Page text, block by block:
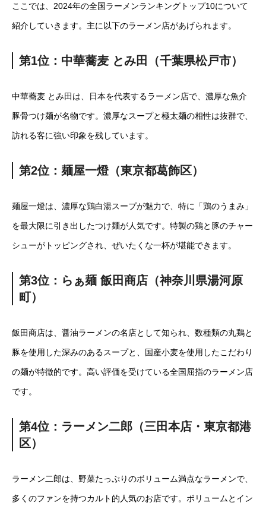
ここでは、2024年の全国ラーメンランキングトップ10について
紹介していきます。主に以下のラーメン店があげられます。
第1位：中華蕎麦 とみ田（千葉県松戸市）
中華蕎麦 とみ田は、日本を代表するラーメン店で、濃厚な魚介
豚骨つけ麺が名物です。濃厚なスープと極太麺の相性は抜群で、
訪れる客に強い印象を残しています。
第2位：麺屋一燈（東京都葛飾区）
麺屋一燈は、濃厚な鶏白湯スープが魅力で、特に「鶏のうまみ」
を最大限に引き出したつけ麺が人気です。特製の鶏と豚のチャー
シューがトッピングされ、ぜいたくな一杯が堪能できます。
第3位：らぁ麺 飯田商店（神奈川県湯河原
町）
飯田商店は、醤油ラーメンの名店として知られ、数種類の丸鶏と
豚を使用した深みのあるスープと、国産小麦を使用したこだわり
の麺が特徴的です。高い評価を受けている全国屈指のラーメン店
です。
第4位：ラーメン二郎（三田本店・東京都港
区）
ラーメン二郎は、野菜たっぷりのボリューム満点なラーメンで、
多くのファンを持つカルト的人気のお店です。ボリュームとイン